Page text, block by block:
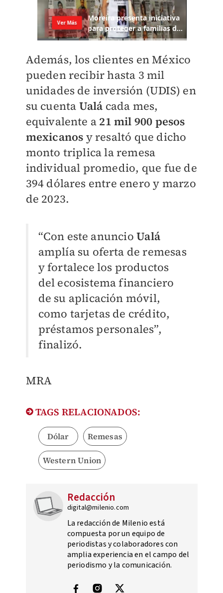
Además, los clientes en México
pueden recibir hasta 3 mil
unidades de inversión (UDIS) en
su cuenta Ualá cada mes,
equivalente a 21 mil 900 pesos
mexicanos y resaltó que dicho
monto triplica la remesa
individual promedio, que fue de
394 dólares entre enero y marzo
de 2023.
“Con este anuncioUalá
amplía su oferta de remesas
y fortalece los productos
del ecosistema financiero
de su aplicación móvil,
como tarjetas de crédito,
préstamos personales”,
finalizó.
MRA
TAGS RELACIONADOS:
Dólar Remesas
Western Union
Redacción
digital@milenio.com
La redacción de Milenio está
compuesta por un equipo de
periodistas y colaboradores con
amplia experiencia en el campo del
periodismo y la comunicación.